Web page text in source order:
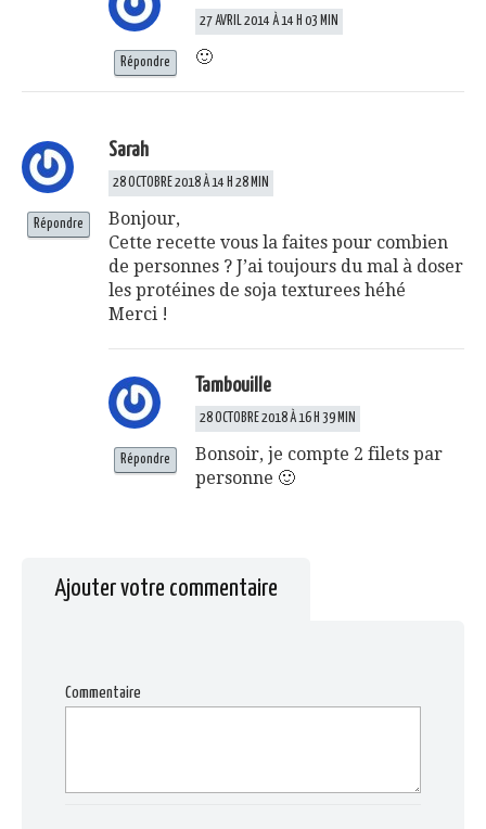
27 AVRIL 2014 À 14 H 03 MIN
🙂
Répondre
Sarah
28 OCTOBRE 2018 À 14 H 28 MIN
Bonjour,
Cette recette vous la faites pour combien
de personnes ? J’ai toujours du mal à doser
les protéines de soja texturees héhé
Merci !
Répondre
Tambouille
28 OCTOBRE 2018 À 16 H 39 MIN
Bonsoir, je compte 2 filets par
personne 🙂
Répondre
Ajouter votre commentaire
Commentaire